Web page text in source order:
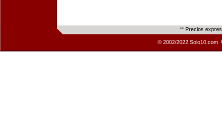
** Precios
© 2002/2022 Solo10.com